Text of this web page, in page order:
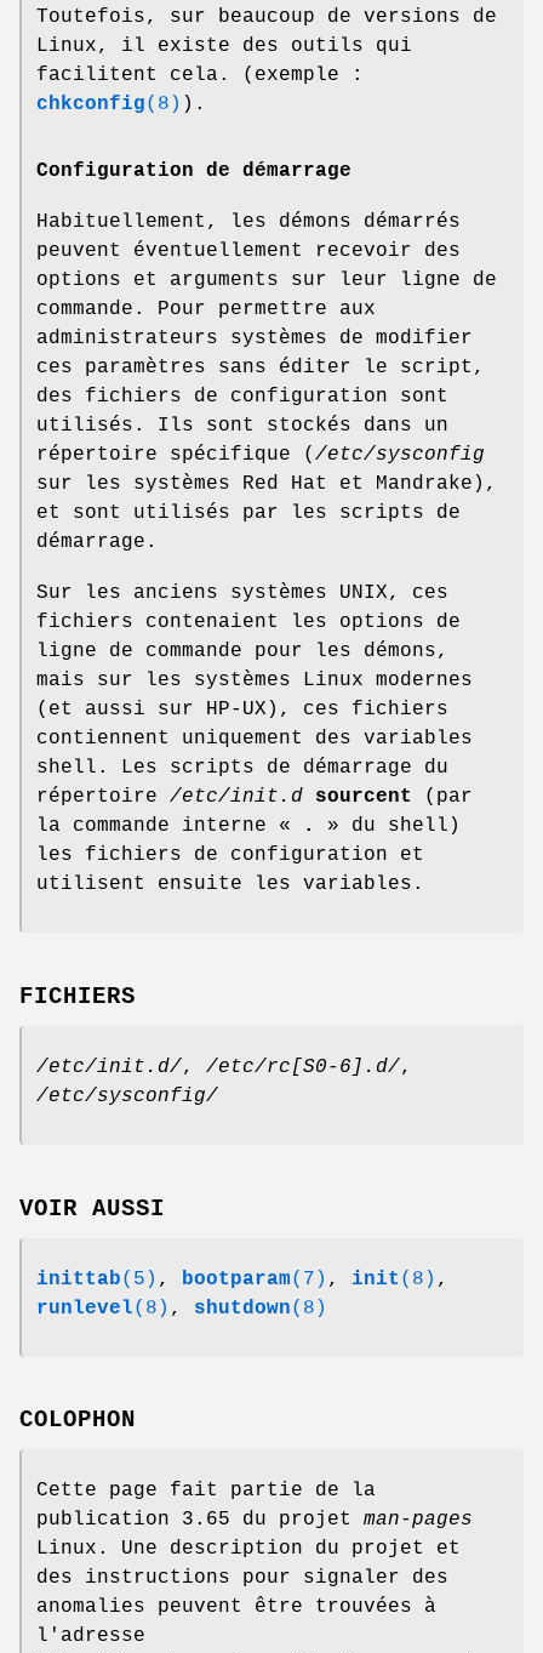
Toutefois, sur beaucoup de versions de
Linux, il existe des outils qui
facilitent cela. (exemple :
chkconfig(8) ).
Configuration de démarrage
Habituellement, les démons démarrés
peuvent éventuellement recevoir des
options et arguments sur leur ligne de
commande. Pour permettre aux
administrateurs systèmes de modifier
ces paramètres sans éditer le script,
des fichiers de configuration sont
utilisés. Ils sont stockés dans un
répertoire spécifique ( /etc/sysconfig
sur les systèmes Red Hat et Mandrake),
et sont utilisés par les scripts de
démarrage.
Sur les anciens systèmes UNIX, ces
fichiers contenaient les options de
ligne de commande pour les démons,
mais sur les systèmes Linux modernes
(et aussi sur HP-UX), ces fichiers
contiennent uniquement des variables
shell. Les scripts de démarrage du
répertoire /etc/init.d sourcent
(par
la commande interne «
.
» du shell)
les fichiers de configuration et
utilisent ensuite les variables.
FICHIERS
/etc/init.d/, /etc/rc[S0-6].d/,
/etc/sysconfig/
VOIR AUSSI
inittab(5) , bootparam(7) , init (8) ,
runlevel(8) , shutdown(8)
COLOPHON
Cette page fait partie de la
publication 3.65 du projet man-pages
Linux. Une description du projet et
des instructions pour signaler des
anomalies peuvent être trouvées à
l'adresse